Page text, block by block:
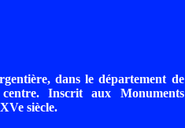
dans le département de
Inscrit aux Monuments
siècle.